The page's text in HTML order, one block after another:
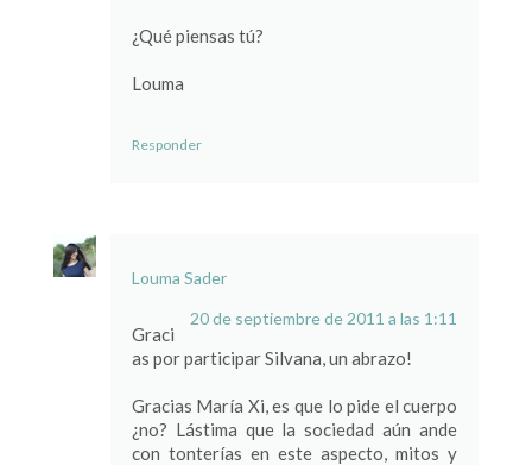
¿Qué piensas tú?
Louma
Responder
Louma Sader
20 de septiembre de 2011 a las 1:11
Graci
as por participar Silvana, un abrazo!
Gracias María Xi, es que lo pide el cuerpo
¿no? Lástima que la sociedad aún ande
con tonterías en este aspecto, mitos y